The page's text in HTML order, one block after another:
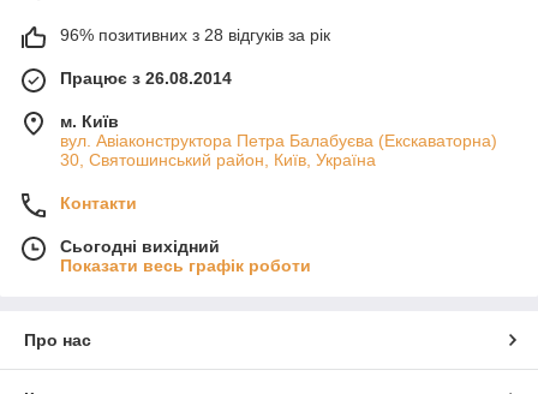
96% позитивних з 28 відгуків за рік
Працює з 26.08.2014
м. Київ
вул. Авіаконструктора Петра Балабуєва (Екскаваторна)
30, Святошинський район, Київ, Україна
Контакти
Сьогодні вихідний
Показати весь графік роботи
Про нас